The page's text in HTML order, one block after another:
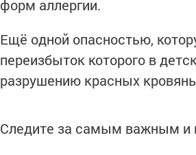
форм аллергии.
Ещё одной опасностью,
переизбыток которого в
разрушению красных
Следите за самым важным и